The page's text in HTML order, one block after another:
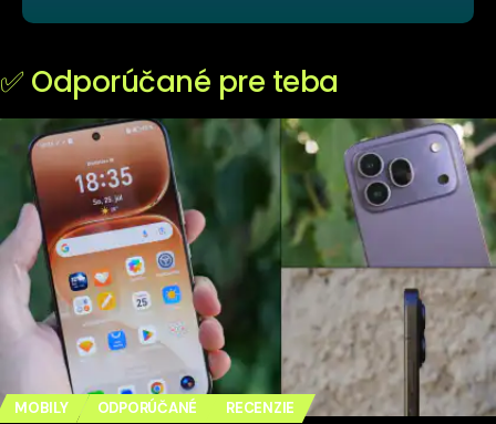
✅ Odporúčané pre teba
MOBILY ODPORÚČANÉ RECENZIE